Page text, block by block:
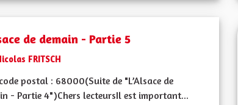
de demain - Partie 5
FRITSCH
postal : 68000(Suite de "L’Alsace de
- Partie 4")Chers lecteursIl est important...